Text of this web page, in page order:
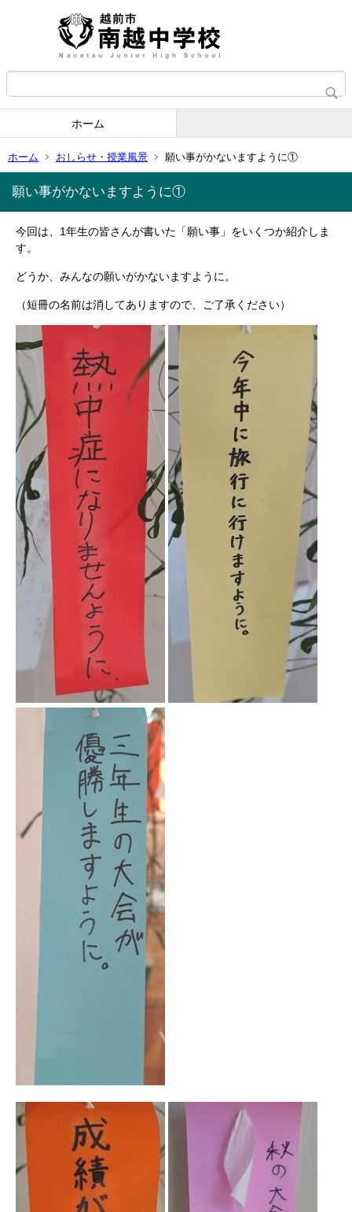
ホーム
ホーム おしらせ・授業風景 願い事がかないますように①
願い事がかないますように①
今回は、1年生の皆さんが書いた「願い事」をいくつか紹介しま
す。
どうか、みんなの願いがかないますように。
（短冊の名前は消してありますので、ご了承ください）